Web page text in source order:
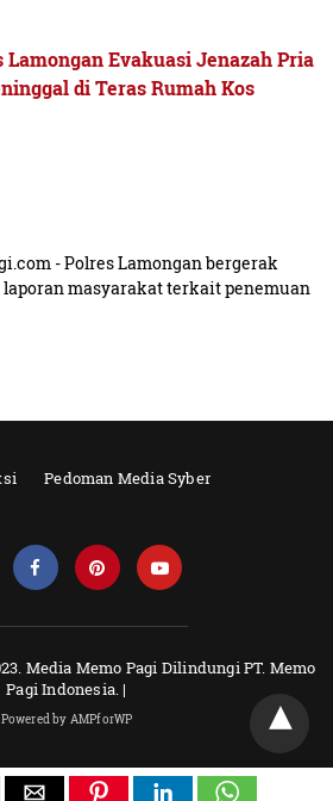
Lamongan Evakuasi Jenazah Pria
di Teras Rumah Kos
- Polres Lamongan bergerak
masyarakat terkait penemuan
Pedoman Media Syber
Media Memo Pagi Dilindungi PT. Memo
Pagi Indonesia. |
Powered by AMPforWP